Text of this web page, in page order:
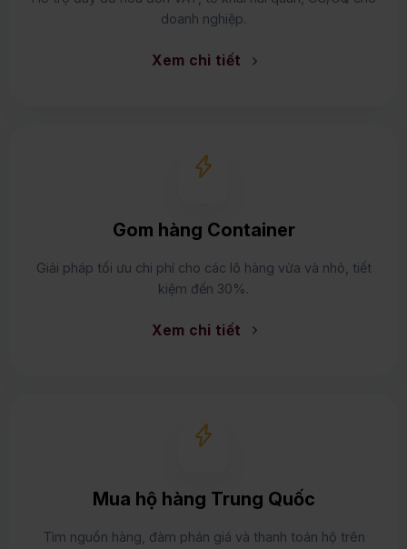
doanh nghiệp.
Xem chi tiết
Gom hàng Container
Giải pháp tối ưu chi phí cho các lô hàng vừa và nhỏ, tiết
kiệm đến 30%.
Xem chi tiết
Mua hộ hàng Trung Quốc
Tìm nguồn hàng, đàm phán giá và thanh toán hộ trên